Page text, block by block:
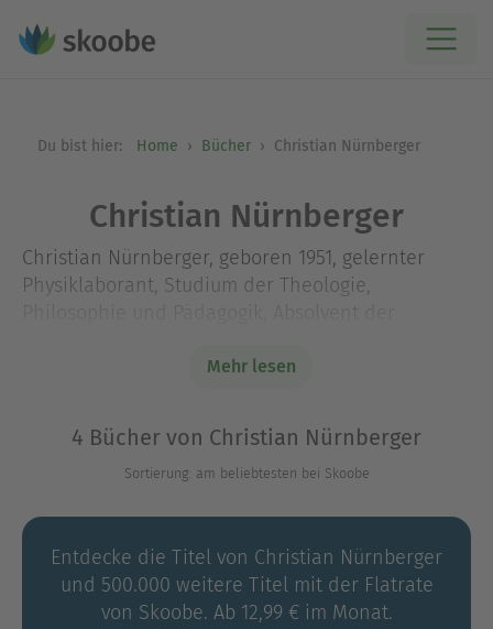
Du bist hier: Home Bücher Christian Nürnberger
Christian Nürnberger
Christian Nürnberger, geboren 1951, gelernter
Physiklaborant, Studium der Theologie,
bei »Frankfurter Rundschau« und »Capital« und
Publizist und freier Autor unter anderem für »Die
Zeit« und die »Süddeutsche Zeitung« tätig. Er
veröffentlichte zahlreiche Bücher, u.a. »Die
Erziehungsnotstand« (zusammen mit Ehefrau
Petra Gerster). Für »Mutige Menschen. Widerstand
im Dritten Reich« wurde er mit dem Deutschen
Jugendliteraturpreis ausgezeichnet. Er lebt mit
Mehr lesen
4 Bücher von Christian Nürnberger
Sortierung: am beliebtesten bei Skoobe
Entdecke die Titel von Christian Nürnberger
und 500.000 weitere Titel mit der Flatrate
von Skoobe. Ab 12,99 € im Monat.